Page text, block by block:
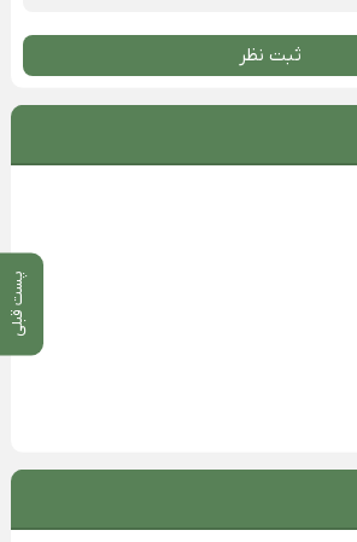
پست قبلی
ثبت نظر